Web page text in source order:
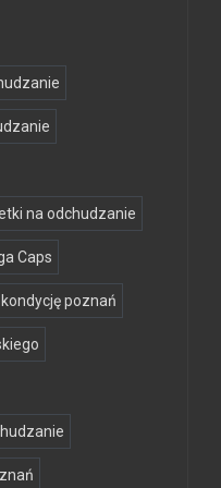
na odchudzanie
Caps
poznań